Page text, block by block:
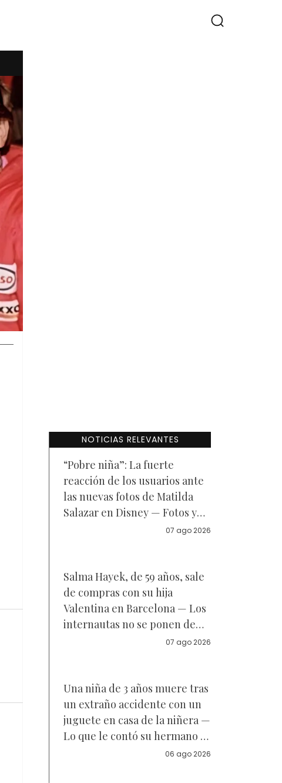
NOTICIAS RELEVANTES
“Pobre niña”: La fuerte
reacción de los usuarios ante
las nuevas fotos de Matilda
Salazar en Disney — Fotos y
07 ago 2026
Salma Hayek, de 59 años, sale
de compras con su hija
Valentina en Barcelona — Los
internautas no se ponen de
acuerdo sobre a quién se07 ago 2026
Una niña de 3 años muere tras
un extraño accidente con un
juguete en casa de la niñera —
Lo que le contó su hermano a
06 ago 2026